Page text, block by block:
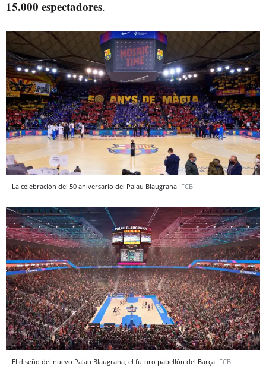
15.000 espectadores.
La celebración del 50 aniversario del Palau Blaugrana FCB
El diseño del nuevo Palau Blaugrana, el futuro pabellón del Barça FCB